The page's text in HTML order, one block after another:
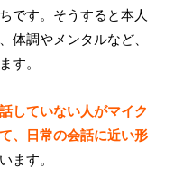
です。そうすると本人
体調やメンタルなど、
す。
していない人がマイク
、日常の会話に近い形
ます。